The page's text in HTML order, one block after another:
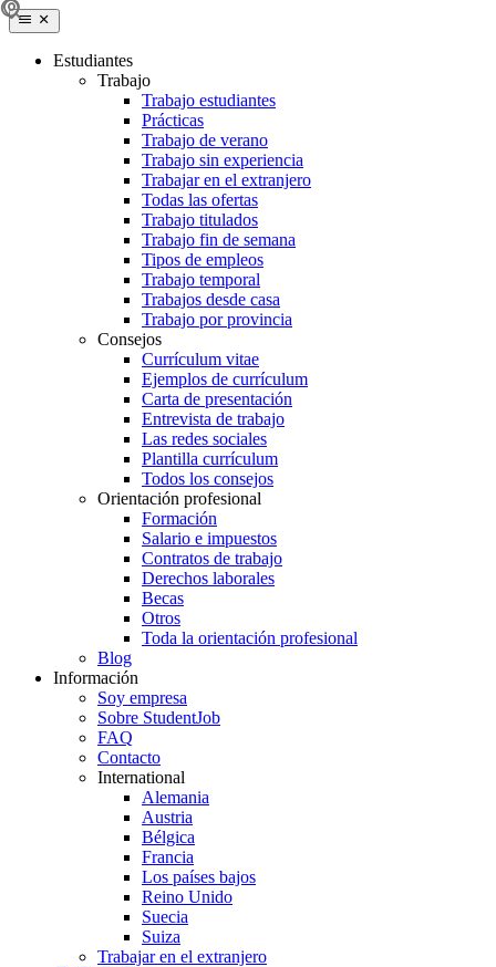
Estudiantes
Trabajo
Trabajo estudiantes
Prácticas
Trabajo de verano
Trabajo sin experiencia
Trabajar en el extranjero
Todas las ofertas
Trabajo titulados
Trabajo fin de semana
Tipos de empleos
Trabajo temporal
Trabajos desde casa
Trabajo por provincia
Consejos
Currículum vitae
Ejemplos de currículum
Carta de presentación
Entrevista de trabajo
Las redes sociales
Plantilla currículum
Todos los consejos
Orientación profesional
Formación
Salario e impuestos
Contratos de trabajo
Derechos laborales
Becas
Otros
Toda la orientación profesional
Blog
Información
Soy empresa
Sobre StudentJob
FAQ
Contacto
International
Alemania
Austria
Bélgica
Francia
Los países bajos
Reino Unido
Suecia
Suiza
Trabajar en el extranjero